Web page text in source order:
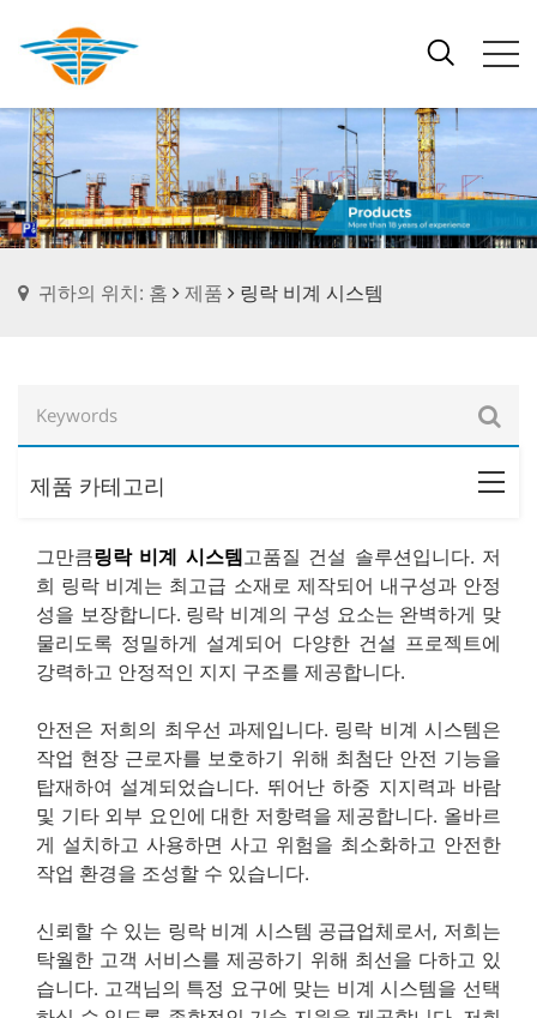
귀하의 위치: 홈 제품 링락 비계 시스템
제품 카테고리
그만큼링락 비계 시스템고품질 건설 솔루션입니다. 저
희 링락 비계는 최고급 소재로 제작되어 내구성과 안정
성을 보장합니다. 링락 비계의 구성 요소는 완벽하게 맞
물리도록 정밀하게 설계되어 다양한 건설 프로젝트에
강력하고 안정적인 지지 구조를 제공합니다.
안전은 저희의 최우선 과제입니다. 링락 비계 시스템은
작업 현장 근로자를 보호하기 위해 최첨단 안전 기능을
탑재하여 설계되었습니다. 뛰어난 하중 지지력과 바람
및 기타 외부 요인에 대한 저항력을 제공합니다. 올바르
게 설치하고 사용하면 사고 위험을 최소화하고 안전한
작업 환경을 조성할 수 있습니다.
신뢰할 수 있는 링락 비계 시스템 공급업체로서, 저희는
탁월한 고객 서비스를 제공하기 위해 최선을 다하고 있
습니다. 고객님의 특정 요구에 맞는 비계 시스템을 선택